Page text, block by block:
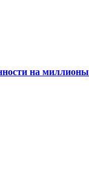
на миллионы